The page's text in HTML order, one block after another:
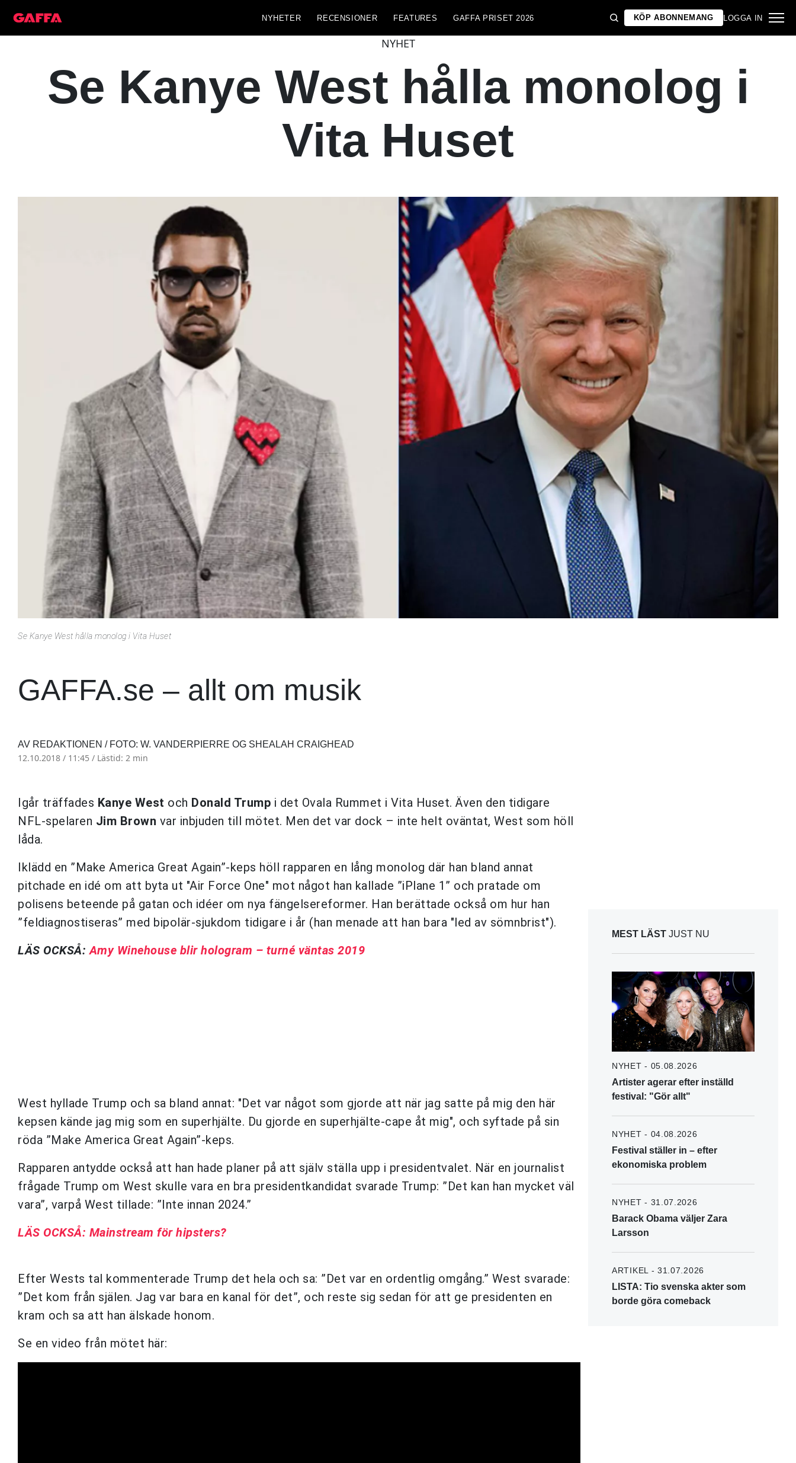
NYHETER RECENSIONER FEATURES GAFFA PRISET 2026 KÖP ABONNEMANG LOGGA IN
NYHET
Se Kanye West hålla monolog i
Vita Huset
Se Kanye West hålla monolog i Vita Huset
GAFFA.se – allt om musik
AV REDAKTIONEN / FOTO: W. VANDERPIERRE OG SHEALAH CRAIGHEAD
12.10.2018 / 11:45 / Lästid: 2 min
Igår träffades Kanye West och Donald Trump i det Ovala Rummet i Vita Huset. Även den tidigare
NFL-spelaren Jim Brown var inbjuden till mötet. Men det var dock – inte helt oväntat, West som höll
låda.
Iklädd en ”Make America Great Again”-keps höll rapparen en lång monolog där han bland annat
pitchade en idé om att byta ut "Air Force One" mot något han kallade ”iPlane 1” och pratade om
polisens beteende på gatan och idéer om nya fängelsereformer. Han berättade också om hur han
”feldiagnostiseras” med bipolär-sjukdom tidigare i år (han menade att han bara "led av sömnbrist").
LÄS OCKSÅ:Amy Winehouse blir hologram – turné väntas 2019
West hyllade Trump och sa bland annat: "Det var något som gjorde att när jag satte på mig den här
kepsen kände jag mig som en superhjälte. Du gjorde en superhjälte-cape åt mig", och syftade på sin
röda ”Make America Great Again”-keps.
Rapparen antydde också att han hade planer på att själv ställa upp i presidentvalet. När en journalist
frågade Trump om West skulle vara en bra presidentkandidat svarade Trump: ”Det kan han mycket väl
vara”, varpå West tillade: ”Inte innan 2024.”
LÄS OCKSÅ: Mainstream för hipsters?
Efter Wests tal kommenterade Trump det hela och sa: ”Det var en ordentlig omgång.” West svarade:
”Det kom från själen. Jag var bara en kanal för det”, och reste sig sedan för att ge presidenten en
kram och sa att han älskade honom.
Se en video från mötet här:
MEST LÄST JUST NU
NYHET - 05.08.2026
Artister agerar efter inställd
festival: "Gör allt"
NYHET - 04.08.2026
Festival ställer in – efter
ekonomiska problem
NYHET - 31.07.2026
Barack Obama väljer Zara
Larsson
ARTIKEL - 31.07.2026
LISTA: Tio svenska akter som
borde göra comeback